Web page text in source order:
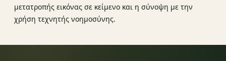
μετατροπής εικόνας σε κείμενο και η σύνοψη με την
χρήση τεχνητής νοημοσύνης.